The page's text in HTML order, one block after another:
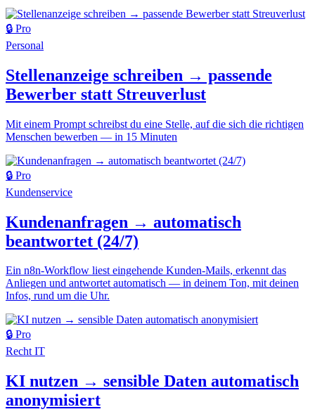
🔒 Pro
Personal
Stellenanzeige schreiben → passende
Bewerber statt Streuverlust
Mit einem Prompt schreibst du eine Stelle, auf die sich die richtigen
Menschen bewerben — in 15 Minuten
🔒 Pro
Kundenservice
Kundenanfragen → automatisch
beantwortet (24/7)
Ein n8n-Workflow liest eingehende Kunden-Mails, erkennt das
Anliegen und antwortet automatisch — in deinem Ton, mit deinen
Infos, rund um die Uhr.
🔒 Pro
RechtIT
KI nutzen → sensible Daten automatisch
anonymisiert